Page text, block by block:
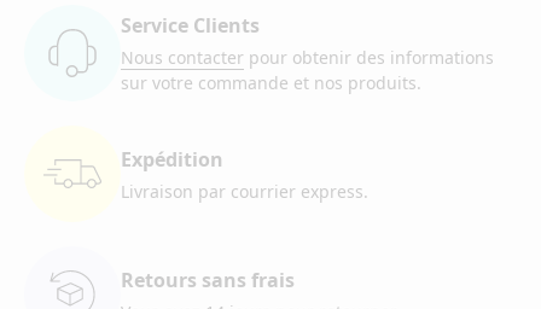
Service Clients
Nous contacter pour obtenir des informations
sur votre commande et nos produits.
Expédition
Livraison par courrier express.
Retours sans frais